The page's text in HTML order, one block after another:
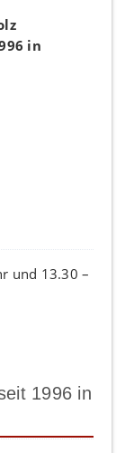
in
und 13.30 –
1996 in